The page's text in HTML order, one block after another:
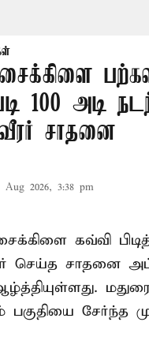
100 அடி
சாதனை
Aug 2026, 3:38 pm
கவ்வி
செய்த சாதனை
பகுதியை சேர்ந்த